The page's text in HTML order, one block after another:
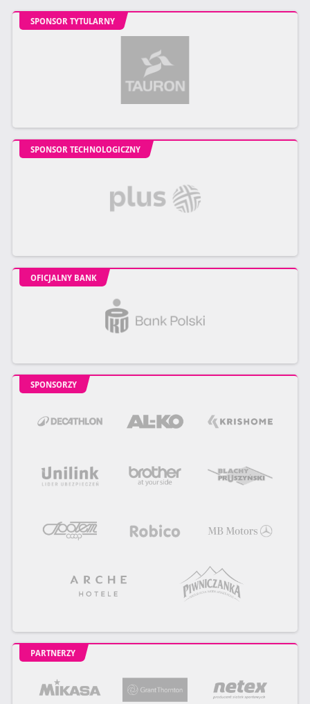
SPONSOR TYTULARNY
SPONSOR TECHNOLOGICZNY
OFICJALNY BANK
SPONSORZY
PARTNERZY